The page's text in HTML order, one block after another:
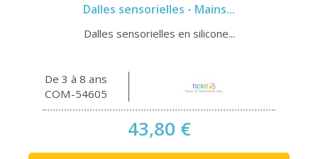
Dalles sensorielles - Mains...
Dalles sensorielles en silicone...
De 3 à 8 ans
COM-54605
43,80 €